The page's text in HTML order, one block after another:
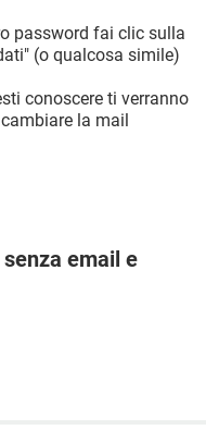
password fai clic sulla
(o qualcosa simile)
conoscere ti verranno
la mail
email e